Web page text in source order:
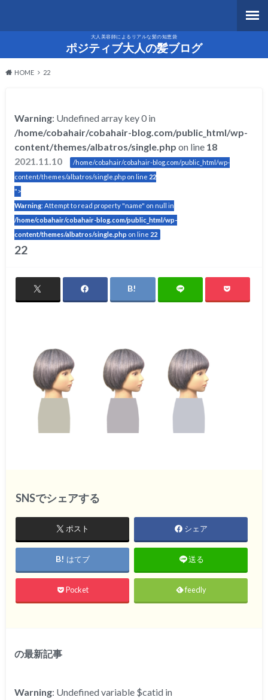
大人美容師によるリアルな髪の知恵袋
ポジティブ大人の髪ブログ
HOME 22
Warning: Undefined array key 0 in
/home/cobahair/cobahair-blog.com/public_html/wp-
content/themes/albatros/single.php on line 18
2021.11.10
/home/cobahair/cobahair-blog.com/public_html/wp-
content/themes/albatros/single.php on line 22
">
Warning: Attempt to read property "name" on null in
/home/cobahair/cobahair-blog.com/public_html/wp-
content/themes/albatros/single.php on line 22
22
SNSでシェアする
ポスト シェア
はてブ 送る
Pocket feedly
の最新記事
Warning: Undefined variable $catid in